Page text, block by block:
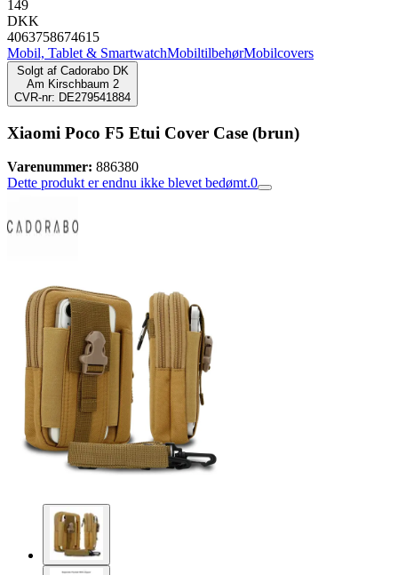
149
DKK
4063758674615
Mobil, Tablet & SmartwatchMobiltilbehørMobilcovers
Solgt af Cadorabo DK
Am Kirschbaum 2
CVR-nr: DE279541884
Xiaomi Poco F5 Etui Cover Case (brun)
Varenummer: 886380
Dette produkt er endnu ikke blevet bedømt.0